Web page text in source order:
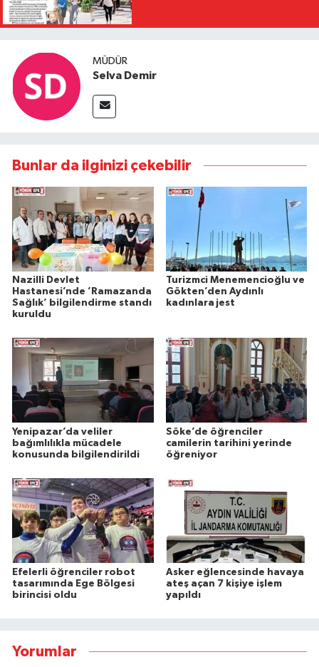
MÜDÜR
Selva Demir
Bunlar da ilginizi çekebilir
Nazilli Devlet
Hastanesi’nde ’Ramazanda
Sağlık’ bilgilendirme standı
kuruldu
Turizmci Menemencioğlu ve
Gökten’den Aydınlı
kadınlara jest
Yenipazar’da veliler
bağımlılıkla mücadele
konusunda bilgilendirildi
Söke’de öğrenciler
camilerin tarihini yerinde
öğreniyor
Efelerli öğrenciler robot
tasarımında Ege Bölgesi
birincisi oldu
Asker eğlencesinde havaya
ateş açan 7 kişiye işlem
yapıldı
Yorumlar